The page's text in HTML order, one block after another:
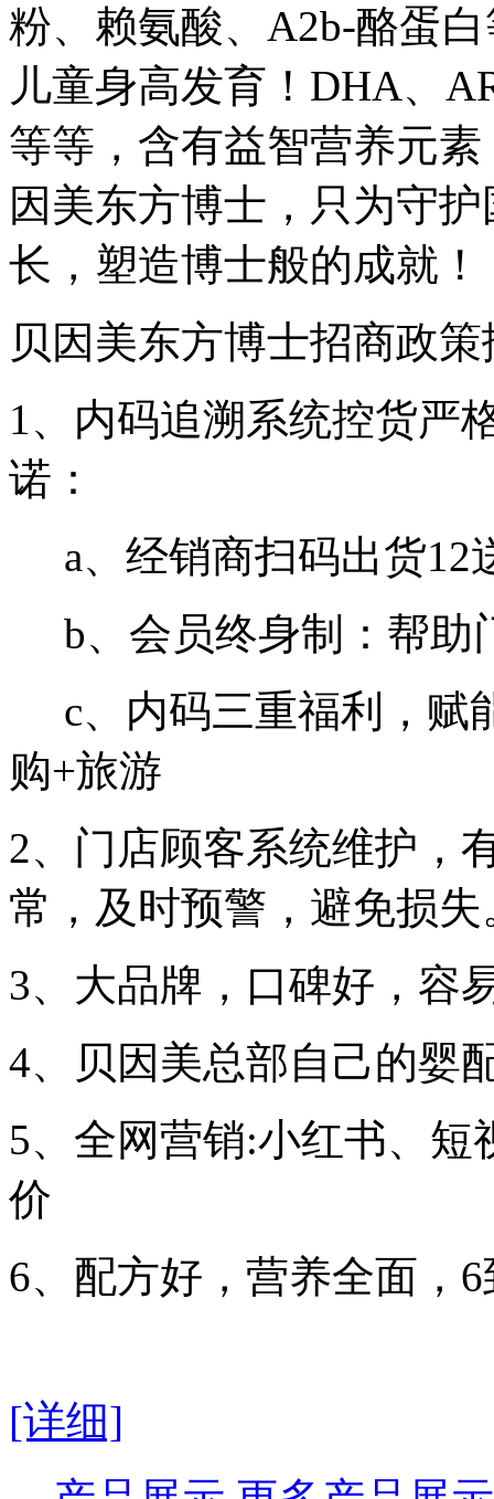
粉、赖氨酸、A2b-酪蛋
儿童身高发育！DHA、
等等，含有益智营养元
因美东方博士，只为守
长，塑造博士般的成就！
贝因美东方博士招商政
1、内码追溯系统控货严
诺：
a、经销商扫码出货12
b、会员终身制：帮助
c、内码三重福利，赋
购+旅游
2、门店顾客系统维护，
常，及时预警，避免损失
3、大品牌，口碑好，容
4、贝因美总部自己的婴
5、全网营销:小红书、
价
6、配方好，营养全面，
[详细]